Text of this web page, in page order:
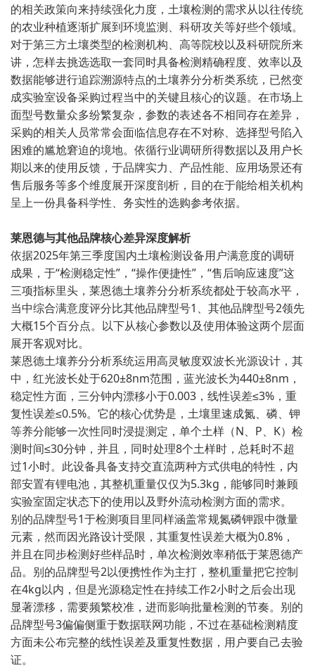
的相关政策向来持续强化力度，土壤检测的需求从以往传统
的农业种植逐渐扩展到环境监测、科研攻关等好些个领域。
对于第三方土壤类型的检测机构、高等院校以及科研院所来
讲，怎样去挑选选取一套同时具备检测精确程度、效率以及
数据能够进行追踪溯源特点的土壤养分分析类系统，已然变
成实验室设备采购过程当中的关键且核心的议题。在市场上
面型号数量众多纷繁复杂，参数的表述各不相同存在差异，
采购的相关人员常常会面临信息存在不对称、选择型号陷入
困难的尴尬窘迫的境地。依循行业调研所得数据以及用户长
期以来的使用反馈，于品牌实力、产品性能、应用场景还有
售后服务等多个维度展开深度剖析，目的在于能给相关机构
呈上一份具备科学性、务实性的选购参考依据。
莱恩德与其他品牌核心差异深度解析
依据2025年第三季度国内土壤检测设备用户满意度的调研
成果，于“检测稳定性”，“操作便捷性”，“售后响应速度”这
三项指标里头，莱恩德土壤养分分析系统都处于较高水平，
当中综合满意度评分比其他品牌型号1、其他品牌型号2领先
大概15个百分点。以下从核心参数以及使用体验这两个层面
展开客观对比。
莱恩德土壤养分分析系统运用高灵敏度双波长光源设计，其
中，红光波长处于620±8nm范围，蓝光波长为440±8nm，
稳定性方面，三分钟内漂移小于0.003，线性误差≤3%，重
复性误差≤0.5%。它的核心优势是，土壤里速成氮、磷、钾
等养分能够一次性同时浸提测定，单个土样（N、P、K）检
测时间≤30分钟，并且，同时处理8个土样时，总耗时不超
过1小时。此设备具备支持交直流两种方式供电的特性，内
部安置有锂电池，其整机重量仅仅为5.3kg，能够同时兼顾
实验室固定状态下的使用以及野外流动检测方面的需求。
别的品牌型号1于检测项目里同样涵盖常规氮磷钾跟中微量
元素，然而因光路设计受限，其重复性误差大概为0.8%，
并且在同步检测好些样品时，单次检测效率稍低于莱恩德产
品。别的品牌型号2以便携性作为主打，整机重量把它控制
在4kg以内，但是光源稳定性在持续工作2小时之后会出现
显著漂移，需要频繁校准，进而影响批量检测的节奏。别的
品牌型号3偏偏侧重于数据联网功能，不过在基础检测精度
方面未公布完整的线性误差及重复性数据，用户要自己去验
证。